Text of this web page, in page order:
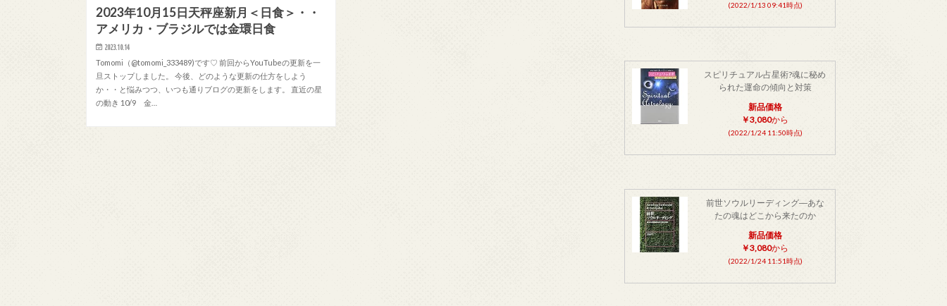
2023年10月15日天秤座新月＜日食＞・・
アメリカ・ブラジルでは金環日食
2023.10.14
Tomomi（@tomomi_333489)です♡ 前回からYouTubeの更新を一
旦ストップしました。 今後、どのような更新の仕方をしよう
か・・と悩みつつ、いつも通りブログの更新をします。 直近の星
の動き 10/9 金…
(2022/1/13 09:41時点)
スピリチュアル占星術?魂に秘め
られた運命の傾向と対策
新品価格
￥3,080から
(2022/1/24 11:50時点)
前世ソウルリーディング―あな
たの魂はどこから来たのか
新品価格
￥3,080から
(2022/1/24 11:51時点)